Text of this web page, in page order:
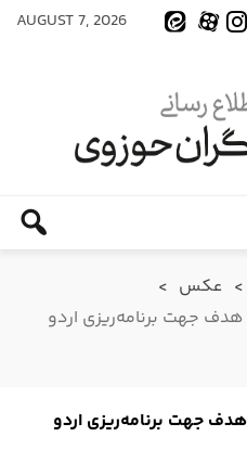
AUGUST 7, 2026
> عکس >
هدف جهت برنامه‌ریزی اردو
هدف جهت برنامه‌ریزی اردو